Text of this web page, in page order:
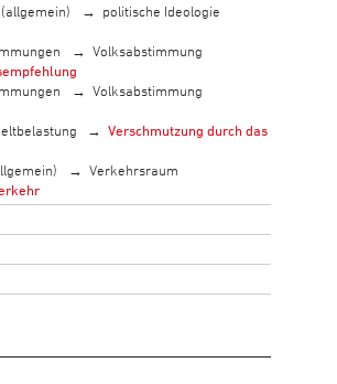
politische Ideologie
Volksabstimmung
Volksabstimmung
Verschmutzung durch das
Verkehrsraum